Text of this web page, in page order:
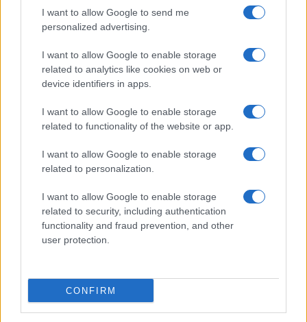
I want to allow Google to send me
personalized advertising.
I want to allow Google to enable storage
related to analytics like cookies on web or
device identifiers in apps.
I want to allow Google to enable storage
related to functionality of the website or app.
I want to allow Google to enable storage
related to personalization.
I want to allow Google to enable storage
related to security, including authentication
functionality and fraud prevention, and other
user protection.
CONFIRM
Brent chute de 8,3 % : le pétrole en net repli malgré un or
résilient